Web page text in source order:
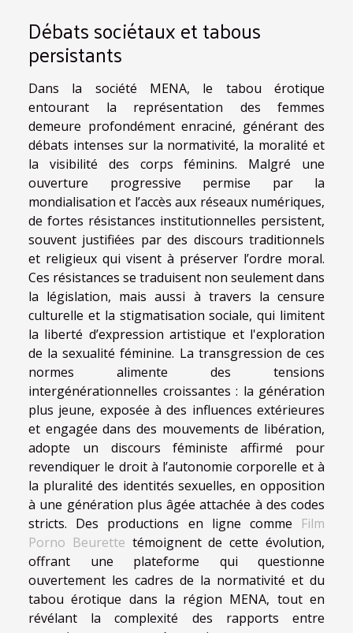
Débats sociétaux et tabous
persistants
Dans la société MENA, le tabou érotique
entourant la représentation des femmes
demeure profondément enraciné, générant des
débats intenses sur la normativité, la moralité et
la visibilité des corps féminins. Malgré une
ouverture progressive permise par la
mondialisation et l’accès aux réseaux numériques,
de fortes résistances institutionnelles persistent,
souvent justifiées par des discours traditionnels
et religieux qui visent à préserver l’ordre moral.
Ces résistances se traduisent non seulement dans
la législation, mais aussi à travers la censure
culturelle et la stigmatisation sociale, qui limitent
la liberté d’expression artistique et l'exploration
de la sexualité féminine. La transgression de ces
normes alimente des tensions
intergénérationnelles croissantes : la génération
plus jeune, exposée à des influences extérieures
et engagée dans des mouvements de libération,
adopte un discours féministe affirmé pour
revendiquer le droit à l’autonomie corporelle et à
la pluralité des identités sexuelles, en opposition
à une génération plus âgée attachée à des codes
stricts. Des productions en ligne comme Film
Porno Beurette témoignent de cette évolution,
offrant une plateforme qui questionne
ouvertement les cadres de la normativité et du
tabou érotique dans la région MENA, tout en
révélant la complexité des rapports entre